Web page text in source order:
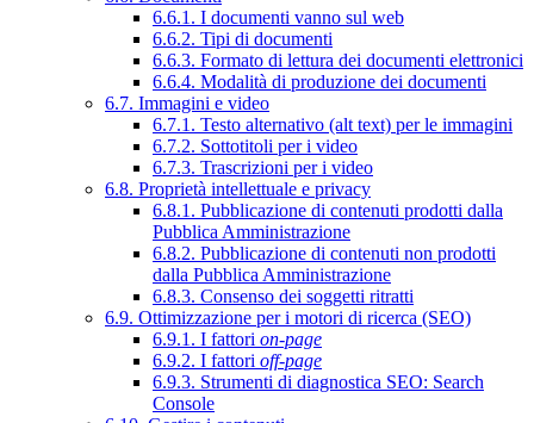
6.6.1. I documenti vanno sul web
6.6.2. Tipi di documenti
6.6.3. Formato di lettura dei documenti elettronici
6.6.4. Modalità di produzione dei documenti
6.7. Immagini e video
6.7.1. Testo alternativo (alt text) per le immagini
6.7.2. Sottotitoli per i video
6.7.3. Trascrizioni per i video
6.8. Proprietà intellettuale e privacy
6.8.1. Pubblicazione di contenuti prodotti dalla
Pubblica Amministrazione
6.8.2. Pubblicazione di contenuti non prodotti
dalla Pubblica Amministrazione
6.8.3. Consenso dei soggetti ritratti
6.9. Ottimizzazione per i motori di ricerca (SEO)
6.9.1. I fattori on-page
6.9.2. I fattori off-page
6.9.3. Strumenti di diagnostica SEO: Search
Console